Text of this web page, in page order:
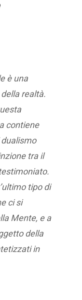
è una
realtà.
contiene
tra il
tipo di
ci si
Mente, e a
della
in